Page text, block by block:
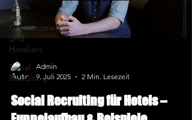
Apps
für
Gastronomen
und
Hoteliers
Social
Recruiting
Admin
9. Juli 2025
2 Min. Lesezeit
Social Recruiting für Hotels –